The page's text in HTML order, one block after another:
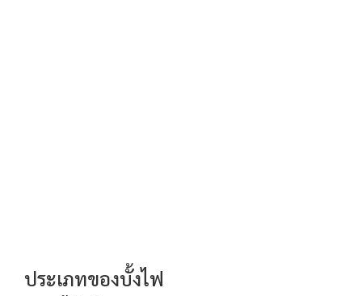
ประเภทของบั้งไฟ